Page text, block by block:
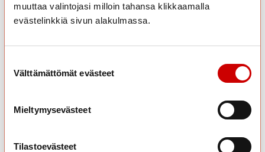
muuttaa valintojasi milloin tahansa klikkaamalla
evästelinkkiä sivun alakulmassa.
Välttämättömät evästeet
Mieltymysevästeet
Tilastoevästeet
Tuloksesi on:
Arjen mestari – vau! Terveydenlukutaitosi on arjen
supervoima. Olet ratkonut haastavatkin kysymykset selkeällä